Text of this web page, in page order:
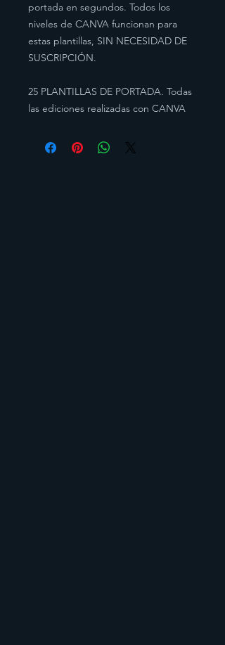
portada en segundos. Todos los
niveles de CANVA funcionan para
estas plantillas, SIN NECESIDAD DE
SUSCRIPCIÓN.
25 PLANTILLAS DE PORTADA. Todas
las ediciones realizadas con CANVA